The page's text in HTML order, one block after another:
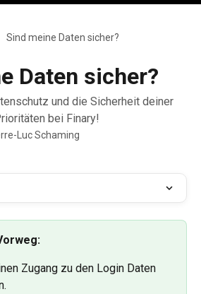
Sind meine Daten sicher?
Daten sicher?
und die Sicherheit deiner
bei Finary!
Luc Schaming
Zugang zu den Login Daten